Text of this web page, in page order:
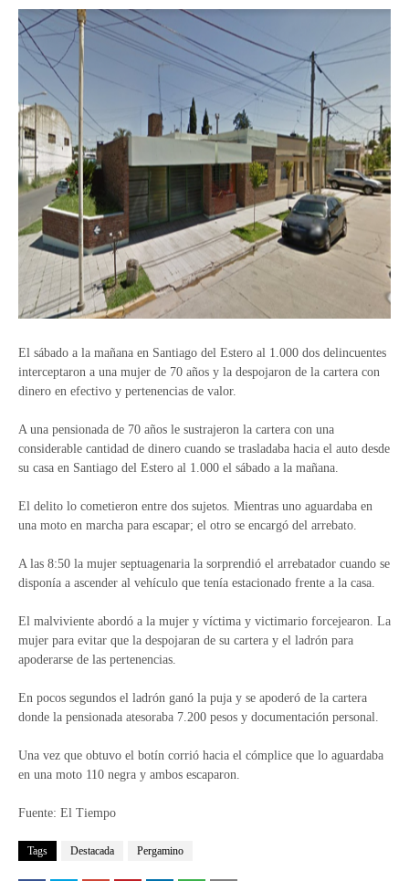
El sábado a la mañana en Santiago del Estero al 1.000 dos delincuentes
interceptaron a una mujer de 70 años y la despojaron de la cartera con
dinero en efectivo y pertenencias de valor.
A una pensionada de 70 años le sustrajeron la cartera con una
considerable cantidad de dinero cuando se trasladaba hacia el auto desde
su casa en Santiago del Estero al 1.000 el sábado a la mañana.
El delito lo cometieron entre dos sujetos. Mientras uno aguardaba en
una moto en marcha para escapar; el otro se encargó del arrebato.
A las 8:50 la mujer septuagenaria la sorprendió el arrebatador cuando se
disponía a ascender al vehículo que tenía estacionado frente a la casa.
El malviviente abordó a la mujer y víctima y victimario forcejearon. La
mujer para evitar que la despojaran de su cartera y el ladrón para
apoderarse de las pertenencias.
En pocos segundos el ladrón ganó la puja y se apoderó de la cartera
donde la pensionada atesoraba 7.200 pesos y documentación personal.
Una vez que obtuvo el botín corrió hacia el cómplice que lo aguardaba
en una moto 110 negra y ambos escaparon.
Fuente: El Tiempo
Tags Destacada Pergamino